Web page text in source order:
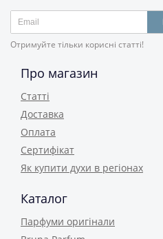
Отримуйте тільки корисні статті!
Про магазин
Статті
Доставка
Оплата
Сертифікат
Як купити духи в регіонах
Каталог
Парфуми оригінали